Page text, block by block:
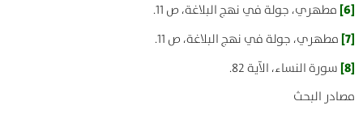
[6] مطهري، جولة في نهج البلاغة، ص 11.
[7] مطهري، جولة في نهج البلاغة، ص 11.
[8]
سورة النساء، الآية 82.
مصادر البحث